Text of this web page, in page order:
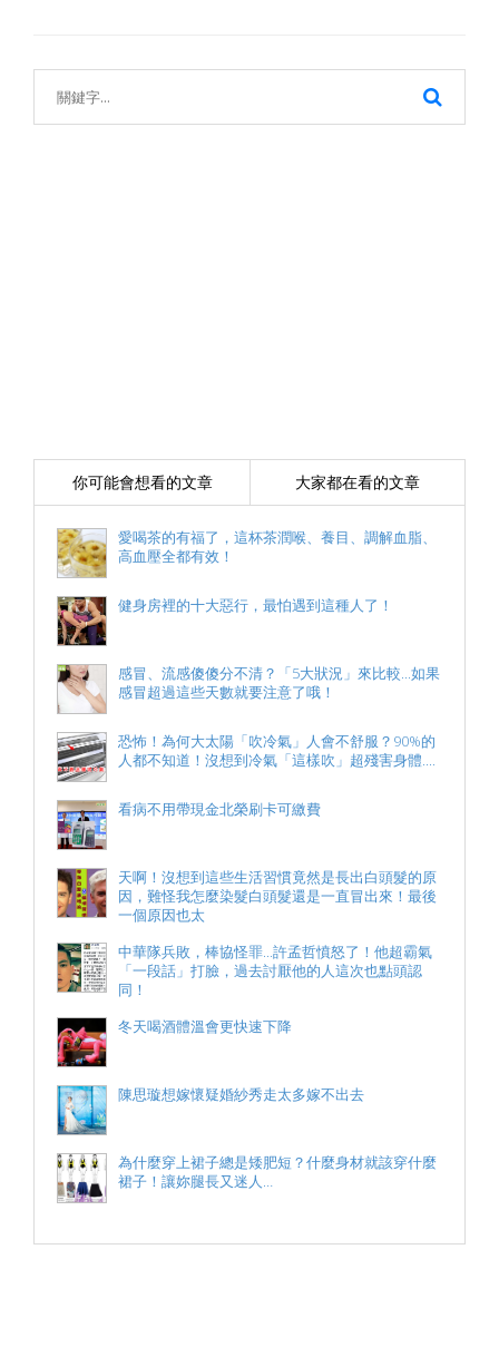
你可能會想看的文章 大家都在看的文章
愛喝茶的有福了，這杯茶潤喉、養目、調解血脂、
高血壓全都有效！
健身房裡的十大惡行，最怕遇到這種人了！
感冒、流感傻傻分不清？「5大狀況」來比較...如果
感冒超過這些天數就要注意了哦！
恐怖！為何大太陽「吹冷氣」人會不舒服？90%的
人都不知道！沒想到冷氣「這樣吹」超殘害身體....
看病不用帶現金北榮刷卡可繳費
天啊！沒想到這些生活習慣竟然是長出白頭髮的原
因，難怪我怎麼染髮白頭髮還是一直冒出來！最後
一個原因也太
中華隊兵敗，棒協怪罪...許孟哲憤怒了！他超霸氣
「一段話」打臉，過去討厭他的人這次也點頭認
同！
冬天喝酒體溫會更快速下降
陳思璇想嫁懷疑婚紗秀走太多嫁不出去
為什麼穿上裙子總是矮肥短？什麼身材就該穿什麼
裙子！讓妳腿長又迷人…